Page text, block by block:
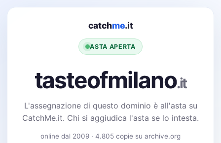
catchme.it
ASTA APERTA
tasteofmilano.it
L'assegnazione di questo dominio è all'asta su
CatchMe.it. Chi si aggiudica l'asta se lo intesta.
online dal 2009 · 4.805 copie su archive.org